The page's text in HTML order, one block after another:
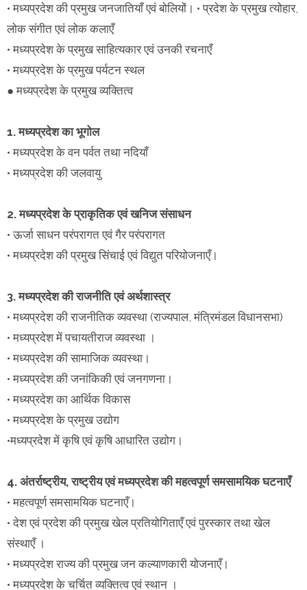
• मध्यप्रदेश की प्रमुख जनजातियाँ एवं बोलियों। • प्रदेश के प्रमुख त्योहार,
लोक संगीत एवं लोक कलाएँ
• मध्यप्रदेश के प्रमुख साहित्यकार एवं उनकी रचनाएँ
• मध्यप्रदेश के प्रमुख पर्यटन स्थल
● मध्यप्रदेश के प्रमुख व्यक्तित्व
1. मध्यप्रदेश का भूगोल
• मध्यप्रदेश के वन पर्वत तथा नदियाँ
• मध्यप्रदेश की जलवायु
2. मध्यप्रदेश के प्राकृतिक एवं खनिज संसाधन
• ऊर्जा साधन परंपरागत एवं गैर परंपरागत
• मध्यप्रदेश की प्रमुख सिंचाई एवं विद्युत परियोजनाएँ।
3. मध्यप्रदेश की राजनीति एवं अर्थशास्त्र
• मध्यप्रदेश की राजनीतिक व्यवस्था (राज्यपाल, मंत्रिमंडल विधानसभा)
• मध्यप्रदेश में पचायतीराज व्यवस्था ।
• मध्यप्रदेश की सामाजिक व्यवस्था।
• मध्यप्रदेश की जनांकिकी एवं जनगणना।
• मध्यप्रदेश का आर्थिक विकास
• मध्यप्रदेश के प्रमुख उद्योग
•मध्यप्रदेश में कृषि एवं कृषि आधारित उद्योग।
4. अंतर्राष्ट्रीय, राष्ट्रीय एवं मध्यप्रदेश की महत्वपूर्ण समसामयिक घटनाएँ
• महत्वपूर्ण समसामयिक घटनाएँ।
• देश एवं प्रदेश की प्रमुख खेल प्रतियोगिताएँ एवं पुरस्कार तथा खेल
संस्थाएँ ।
• मध्यप्रदेश राज्य की प्रमुख जन कल्याणकारी योजनाएँ।
• मध्यप्रदेश के चर्चित व्यक्तित्व एवं स्थान ।